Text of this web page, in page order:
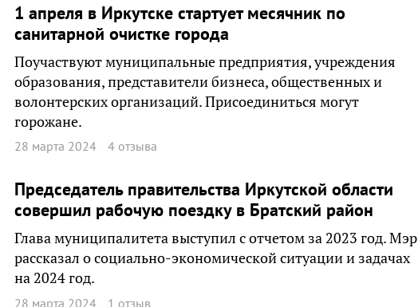
1 апреля в Иркутске стартует месячник по
санитарной очистке города
Поучаствуют муниципальные предприятия, учреждения
образования, представители бизнеса, общественных и
волонтерских организаций. Присоединиться могут
горожане.
28 марта 2024 4 отзыва
Председатель правительства Иркутской области
совершил рабочую поездку в Братский район
Глава муниципалитета выступил с отчетом за 2023 год. Мэр
рассказал о социально-экономической ситуации и задачах
на 2024 год.
28 марта 2024 1 отзыв